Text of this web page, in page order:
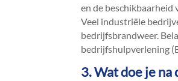
en de
Veel industriële
bedrijfsbrandweer.​
bedrijfshulpverlening
3.​ Wat doe je